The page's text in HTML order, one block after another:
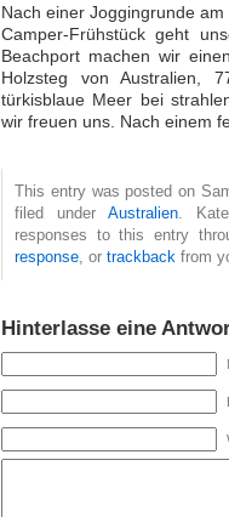
Nach einer Joggingrunde
Camper-Frühstück geht
Beachport machen wir
Holzsteg von Australien,
türkisblaue Meer bei
wir freuen uns. Nach einem
This entry was posted on
filed under Australien .
responses to this entry
response , or trackback from
Hinterlasse eine